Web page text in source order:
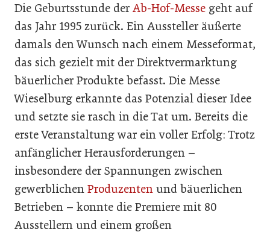
Die Geburtsstunde der Ab-Hof-Messe geht auf
das Jahr 1995 zurück. Ein Aussteller äußerte
damals den Wunsch nach einem Messeformat,
das sich gezielt mit der Direktvermarktung
bäuerlicher Produkte befasst. Die Messe
Wieselburg erkannte das Potenzial dieser Idee
und setzte sie rasch in die Tat um. Bereits die
erste Veranstaltung war ein voller Erfolg: Trotz
anfänglicher Herausforderungen –
insbesondere der Spannungen zwischen
gewerblichen Produzenten und bäuerlichen
Betrieben – konnte die Premiere mit 80
Ausstellern und einem großen